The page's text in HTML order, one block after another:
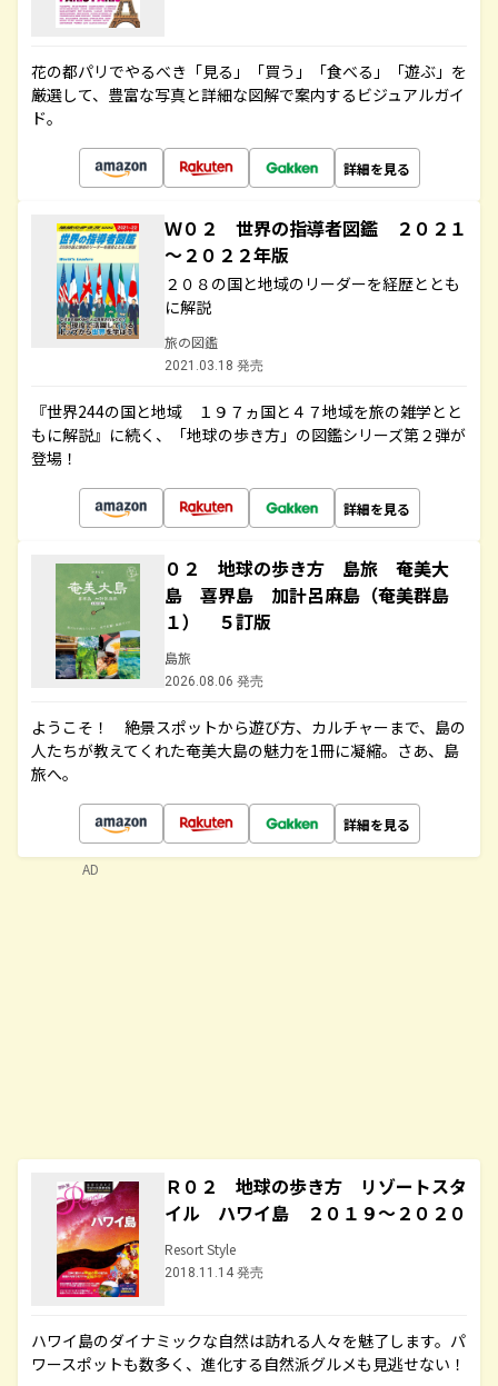
花の都パリでやるべき「見る」「買う」「食べる」「遊ぶ」を
厳選して、豊富な写真と詳細な図解で案内するビジュアルガイ
ド。
詳細を見る
Ｗ０２ 世界の指導者図鑑 ２０２１
～２０２２年版
２０８の国と地域のリーダーを経歴ととも
に解説
旅の図鑑
2021.03.18 発売
『世界244の国と地域 １９７ヵ国と４７地域を旅の雑学とと
もに解説』に続く、「地球の歩き方」の図鑑シリーズ第２弾が
登場！
詳細を見る
０２ 地球の歩き方 島旅 奄美大
島 喜界島 加計呂麻島（奄美群島
１） ５訂版
島旅
2026.08.06 発売
ようこそ！ 絶景スポットから遊び方、カルチャーまで、島の
人たちが教えてくれた奄美大島の魅力を1冊に凝縮。さあ、島
旅へ。
詳細を見る
Ｒ０２ 地球の歩き方 リゾートスタ
イル ハワイ島 ２０１９～２０２０
Resort Style
2018.11.14 発売
ハワイ島のダイナミックな自然は訪れる人々を魅了します。パ
ワースポットも数多く、進化する自然派グルメも見逃せない！
AD